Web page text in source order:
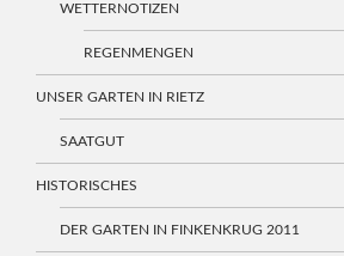
WETTERNOTIZEN
REGENMENGEN
UNSER GARTEN IN RIETZ
SAATGUT
HISTORISCHES
DER GARTEN IN FINKENKRUG 2011